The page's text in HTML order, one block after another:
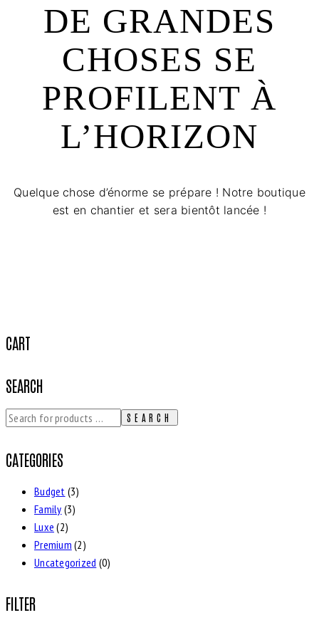
DE GRANDES
CHOSES SE
PROFILENT À
L’HORIZON
Quelque chose d’énorme se prépare ! Notre boutique
est en chantier et sera bientôt lancée !
CART
SEARCH
SEARCH
CATEGORIES
Budget (3)
Family (3)
Luxe (2)
Premium (2)
Uncategorized (0)
FILTER